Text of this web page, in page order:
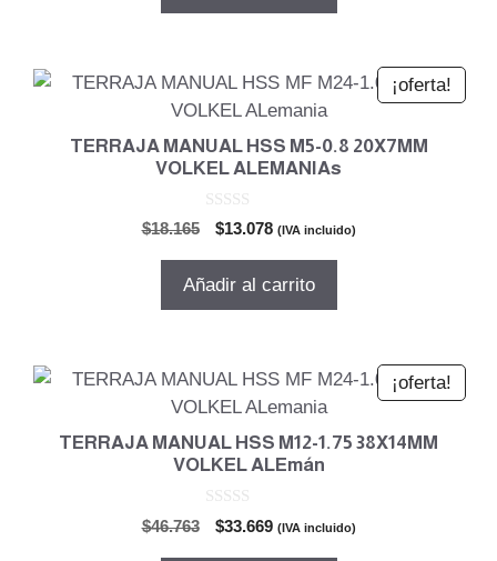
¡oferta!
TERRAJA MANUAL HSS M5-0.8 20X7MM
VOLKEL ALEMANIAs
$18.165
El
original
$13.078El
actual
(IVA incluido)
Añadir al carrito
¡oferta!
TERRAJA MANUAL HSS M12-1.75 38X14MM
VOLKEL ALEmán
$46.763
El
$33.669El(IVA incluido)